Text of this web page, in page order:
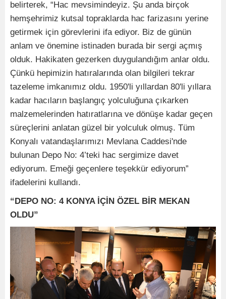
belirterek, “Hac mevsimindeyiz. Şu anda birçok
hemşehrimiz kutsal topraklarda hac farizasını yerine
getirmek için görevlerini ifa ediyor. Biz de günün
anlam ve önemine istinaden burada bir sergi açmış
olduk. Hakikaten gezerken duygulandığım anlar oldu.
Çünkü hepimizin hatıralarında olan bilgileri tekrar
tazeleme imkanımız oldu. 1950'li yıllardan 80'li yıllara
kadar hacıların başlangıç yolculuğuna çıkarken
malzemelerinden hatıratlarına ve dönüşe kadar geçen
süreçlerini anlatan güzel bir yolculuk olmuş. Tüm
Konyalı vatandaşlarımızı Mevlana Caddesi'nde
bulunan Depo No: 4’teki hac sergimize davet
ediyorum. Emeği geçenlere teşekkür ediyorum”
ifadelerini kullandı.
“DEPO NO: 4 KONYA İÇİN ÖZEL BİR MEKAN
OLDU”